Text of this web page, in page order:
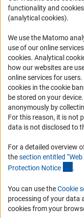
DFG日本代表部の沿革
活動内容
お問い合わせ
助成・支援
助成・支援
助成プログラム
FAQ
DFG Japan
DFGのニュースとお知ら
DFG Japan LinkedIn（
functionality and
(analytical cookies).
We use the Matomo
use of our online
cookies(Anc
. Analytical
how our websites are
online services for
cookies in the cookie
be stored on your
anonymously by
For this reason, it is not
data is not disclosed to
For a detailed overview
thesection entitled
Protection Notice .
You can use theCookie
processing of your data
cookies from your